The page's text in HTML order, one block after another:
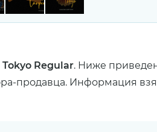
Regular. Ниже
продавца. Информация